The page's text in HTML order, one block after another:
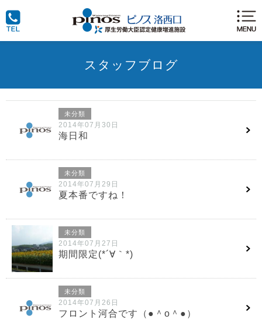
スタッフブログ
未分類
2014年07月30日
海日和
未分類
2014年07月29日
夏本番ですね！
未分類
2014年07月27日
期間限定(*´∀｀*)
未分類
2014年07月26日
フロント河合です（●＾o＾●）